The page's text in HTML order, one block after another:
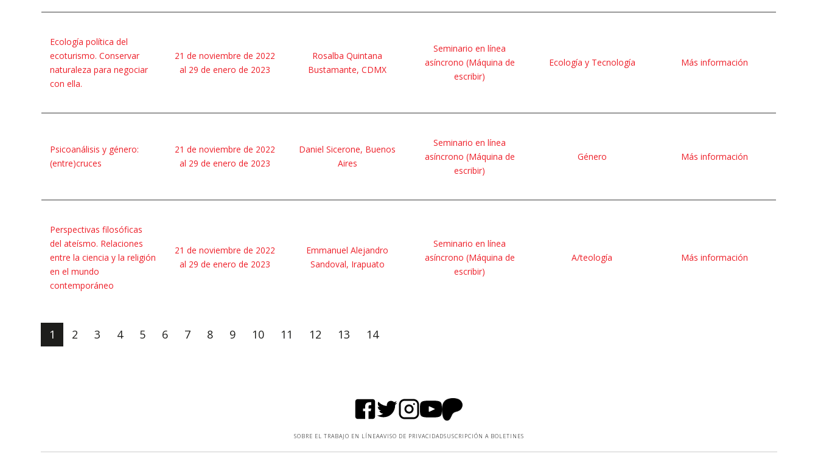
Ecología política del
ecoturismo. Conservar
naturaleza para negociar
con ella.
21 de noviembre de 2022
al 29 de enero de 2023
Rosalba Quintana
Bustamante, CDMX
Seminario en línea
asíncrono (Máquina de
escribir)
Ecología y Tecnología Más información
Psicoanálisis y género:
(entre)cruces
21 de noviembre de 2022
al 29 de enero de 2023
Daniel Sicerone, Buenos
Aires
Seminario en línea
asíncrono (Máquina de
escribir)
Género Más información
Perspectivas filosóficas
del ateísmo. Relaciones
entre la ciencia y la religión
en el mundo
contemporáneo
21 de noviembre de 2022
al 29 de enero de 2023
Emmanuel Alejandro
Sandoval, Irapuato
Seminario en línea
asíncrono (Máquina de
escribir)
A/teología Más información
1 2 3 4 5 6 7 8 9 10 11 12 13 14
SOBRE EL TRABAJO EN LÍNEAAVISO DE PRIVACIDADSUSCRIPCIÓN A BOLETINES